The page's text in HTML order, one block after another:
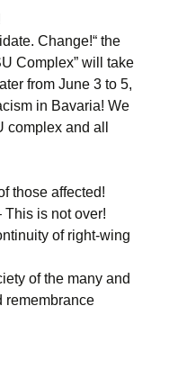
Change!“ the
Complex” will take
from June 3 to 5,
in Bavaria! We
complex and all
those affected!
This is not over!
of right-wing
of the many and
remembrance